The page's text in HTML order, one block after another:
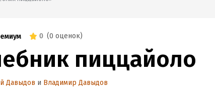
0 (0 оценок)
пиццайоло
Давыдов и Владимир Давыдов